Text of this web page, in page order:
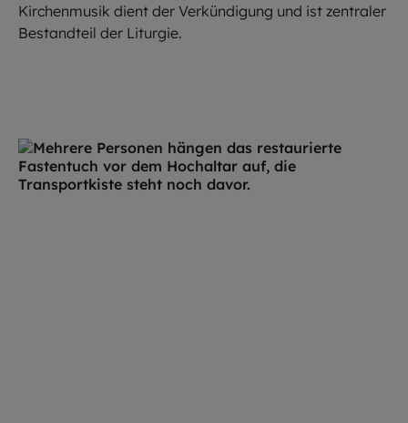
Kirchenmusik dient der Verkündigung und ist zentraler
Bestandteil der Liturgie.